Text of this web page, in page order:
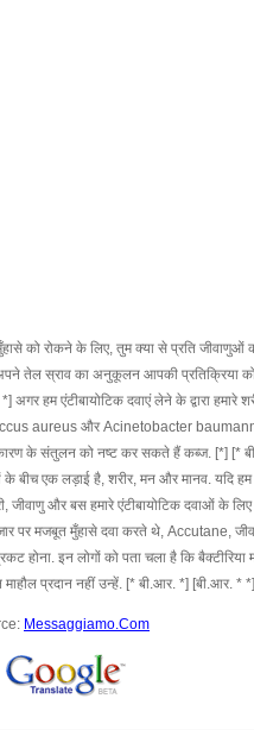
को रोकने के लिए, तुम क्या से प्रति
तेल स्राव का अनुकूलन आपकी प्रतिक्रिया को
अगर हम एंटीबायोटिक दवाएं लेने के द्वारा
aureus और Acinetobacter baumannii के
के संतुलन को नष्ट कर सकते हैं कब्ज. [*] [*
के बीच एक लड़ाई है, शरीर, मन और मानव. यदि
जीवाणु और बस हमारे एंटीबायोटिक दवाओं के
पर मजबूत मुँहासे दवा करते थे, Accutane,
होना. इन लोगों को पता चला है कि
प्रदान नहीं उन्हें. [* बी.आर. *] [बी.आर. *
Messaggiamo.Com